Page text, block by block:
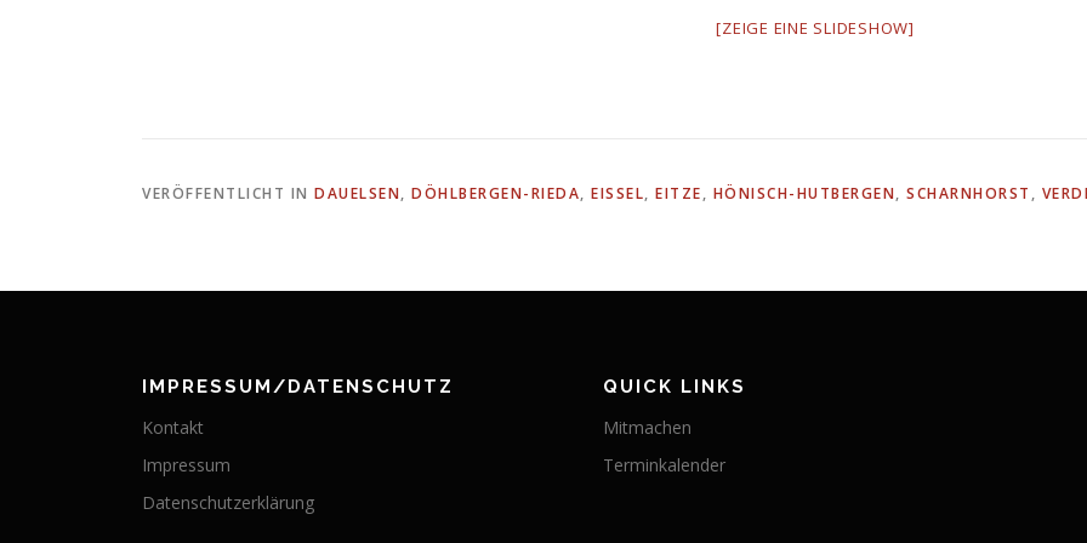
[ZEIGE EINE SLIDESHOW]
VERÖFFENTLICHT IN DAUELSEN, DÖHLBERGEN-RIEDA, EISSEL, EITZE, HÖNISCH-HUTBERGEN, SCHARNHORST ,
IMPRESSUM/DATENSCHUTZ
Kontakt
Impressum
Datenschutzerklärung
QUICK LINKS
Mitmachen
Terminkalender